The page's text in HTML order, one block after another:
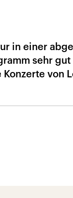
in einer
sehr
von